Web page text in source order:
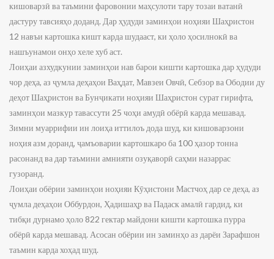
кишоварзӣ ва таъмини фаровонии маҳсулоти тару тозаи ватанӣ
дастуру тавсияҳо доданд. Дар ҳудуди заминҳои ноҳияи Шаҳристон
12 навъи картошка кишт карда шудааст, ки ҳоло ҳосилнокӣ ва
нашъунамои онҳо хеле хуб аст.
Лоиҳаи азхудкунии заминҳои нав барои кишти картошка дар ҳудуди
чор деҳа, аз ҷумла деҳаҳои Ваҳдат, Мавзеи Овчӣ, Себзор ва Ободии ду
деҳот Шаҳристон ва Бунҷикати ноҳияи Шаҳристон сурат гирифта,
заминҳои мазкур тавассути 25 чоҳи амудӣ обёрӣ карда мешавад.
Зимни муаррифии ин лоиҳа иттилоъ дода шуд, ки кишоварзони
ноҳия азм доранд, ҷамъоварии картошкаро ба 100 ҳазор тонна
расонанд ва дар таъмини амнияти озуқаворӣ саҳми назаррас
гузоранд.
Лоиҳаи обёрии заминҳои ноҳияи Кӯҳистони Мастчоҳ дар се деҳа, аз
ҷумла деҳаҳои Оббурдон, Ҳадишаҳр ва Падаск амалӣ гардид, ки
тибқи дурнамо ҳоло 822 гектар майдони кишти картошка пурра
обёрӣ карда мешавад. Асосан обёрии ин заминҳо аз дарёи Зарафшон
таъмин карда хоҳад шуд.